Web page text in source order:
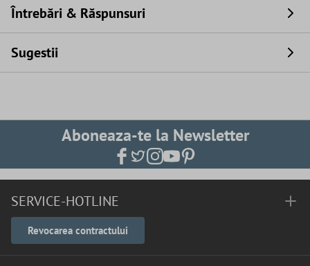
Întrebări & Răspunsuri
Sugestii
Aboneaza-te la Newsletter
SERVICE-HOTLINE
Revocarea contractului